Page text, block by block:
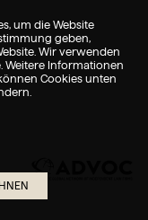
um die Website
geben,
Wir verwenden
Weitere Informationen
können Cookies unten